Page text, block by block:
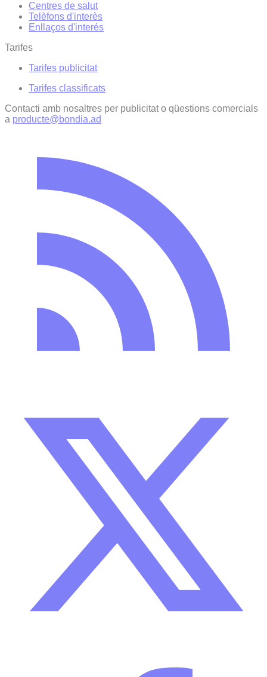
Centres de salut
Telèfons d'interès
Enllaços d'interés
Tarifes
Tarifes publicitat
Tarifes classificats
Contacti amb nosaltres per publicitat o qüestions comercials
a producte@bondia.ad